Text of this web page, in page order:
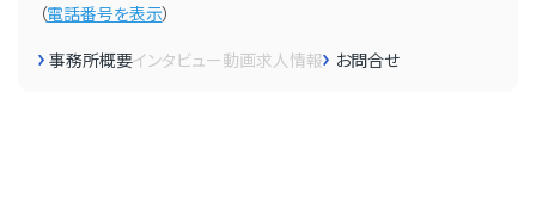
（電話番号を表示）
事務所概要インタビュー動画求人情報 お問合せ